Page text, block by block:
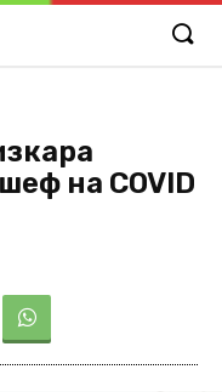
на COVID